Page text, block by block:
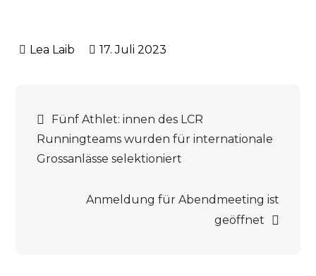
17. Juli 2023
Beitrags-
Navigation
Fünf Athlet: innen des LCR
Runningteams wurden für internationale
Grossanlässe selektioniert
Anmeldung für Abendmeeting ist
geöffnet